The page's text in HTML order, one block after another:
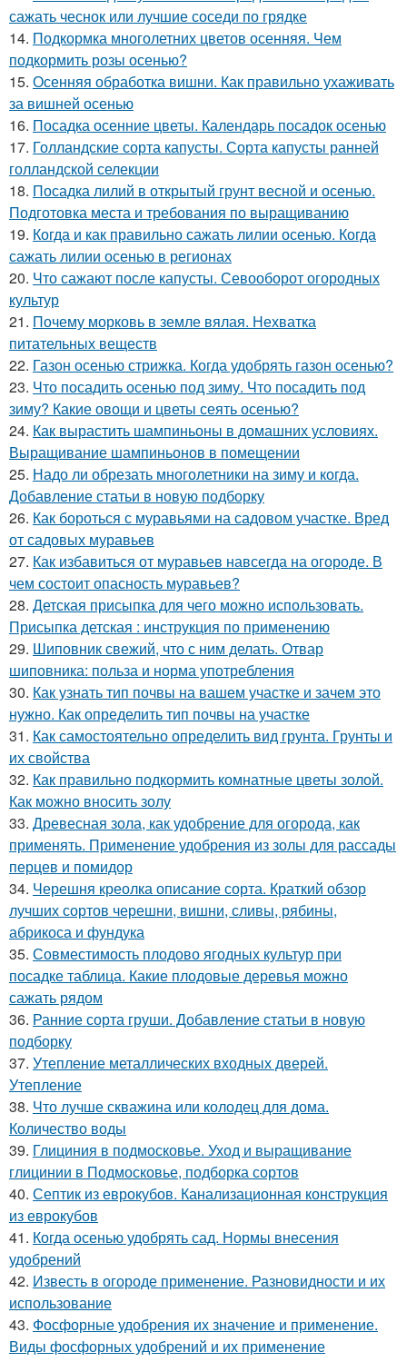
сажать чеснок или лучшие соседи по грядке
14. Подкормка многолетних цветов осенняя. Чем
подкормить розы осенью?
15. Осенняя обработка вишни. Как правильно ухаживать
за вишней осенью
16. Посадка осенние цветы. Календарь посадок осенью
17. Голландские сорта капусты. Сорта капусты ранней
голландской селекции
18. Посадка лилий в открытый грунт весной и осенью.
Подготовка места и требования по выращиванию
19. Когда и как правильно сажать лилии осенью. Когда
сажать лилии осенью в регионах
20. Что сажают после капусты. Севооборот огородных
культур
21. Почему морковь в земле вялая. Нехватка
питательных веществ
22. Газон осенью стрижка. Когда удобрять газон осенью?
23. Что посадить осенью под зиму. Что посадить под
зиму? Какие овощи и цветы сеять осенью?
24. Как вырастить шампиньоны в домашних условиях.
Выращивание шампиньонов в помещении
25. Надо ли обрезать многолетники на зиму и когда.
Добавление статьи в новую подборку
26. Как бороться с муравьями на садовом участке. Вред
от садовых муравьев
27. Как избавиться от муравьев навсегда на огороде. В
чем состоит опасность муравьев?
28. Детская присыпка для чего можно использовать.
Присыпка детская : инструкция по применению
29. Шиповник свежий, что с ним делать. Отвар
шиповника: польза и норма употребления
30. Как узнать тип почвы на вашем участке и зачем это
нужно. Как определить тип почвы на участке
31. Как самостоятельно определить вид грунта. Грунты и
их свойства
32. Как правильно подкормить комнатные цветы золой.
Как можно вносить золу
33. Древесная зола, как удобрение для огорода, как
применять. Применение удобрения из золы для рассады
перцев и помидор
34. Черешня креолка описание сорта. Краткий обзор
лучших сортов черешни, вишни, сливы, рябины,
абрикоса и фундука
35. Совместимость плодово ягодных культур при
посадке таблица. Какие плодовые деревья можно
сажать рядом
36. Ранние сорта груши. Добавление статьи в новую
подборку
37. Утепление металлических входных дверей.
Утепление
38. Что лучше скважина или колодец для дома.
Количество воды
39. Глициния в подмосковье. Уход и выращивание
глицинии в Подмосковье, подборка сортов
40. Септик из еврокубов. Канализационная конструкция
из еврокубов
41. Когда осенью удобрять сад. Нормы внесения
удобрений
42. Известь в огороде применение. Разновидности и их
использование
43. Фосфорные удобрения их значение и применение.
Виды фосфорных удобрений и их применение